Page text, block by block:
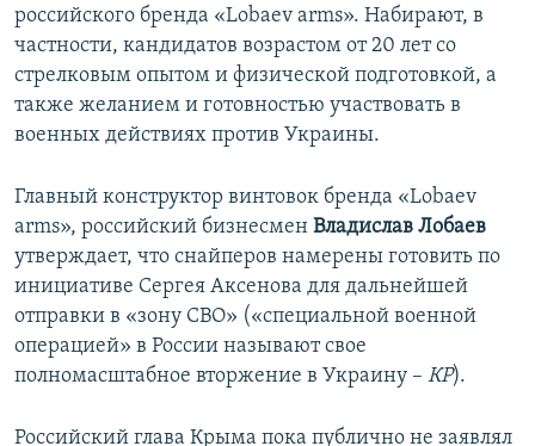
российского бренда «Lobaev arms». Набирают, в
частности, кандидатов возрастом от 20 лет со
стрелковым опытом и физической подготовкой, а
также желанием и готовностью участвовать в
военных действиях против Украины.
Главный конструктор винтовок бренда «Lobaev
arms», российский бизнесмен Владислав Лобаев
утверждает, что снайперов намерены готовить по
инициативе Сергея Аксенова для дальнейшей
отправки в «зону СВО» («специальной военной
операцией» в России называют свое
полномасштабное вторжение в Украину – КР).
Российский глава Крыма пока публично не заявлял